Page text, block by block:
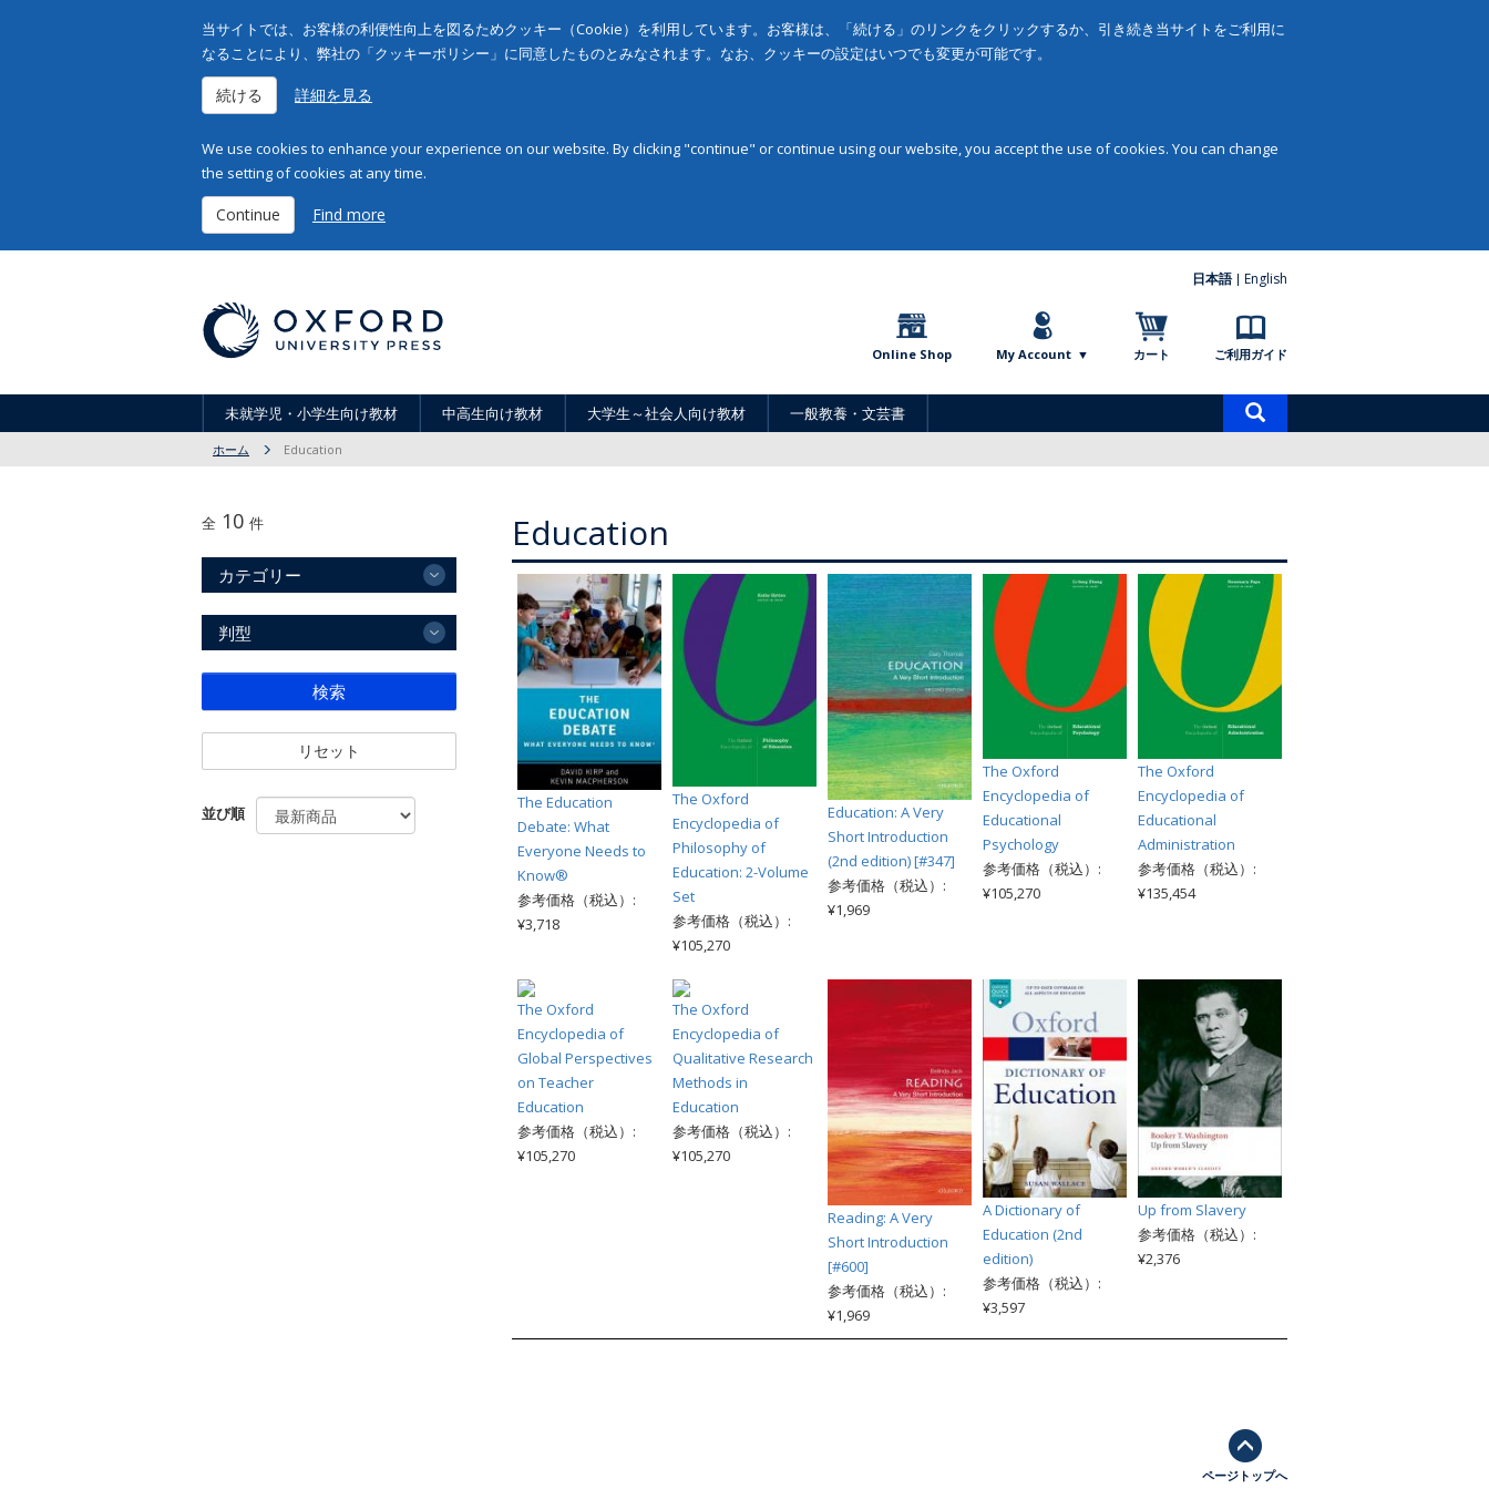
当サイトでは、お客様の利便性向上を図るためクッキー（Cookie）を利用しています。お客様は、「続ける」のリンクをクリックするか、引き続き当サイトをご利用に
なることにより、弊社の「クッキーポリシー」に同意したものとみなされます。なお、クッキーの設定はいつでも変更が可能です。
続ける 詳細を見る
We use cookies to enhance your experience on our website. By clicking "continue" or continue using our website, you accept the use of cookies. You can change
the setting of cookies at any time.
Continue Find more
日本語 English
Online Shop My Account カート ご利用ガイド
未就学児・小学生向け教材 中高生向け教材 大学生～社会人向け教材 一般教養・文芸書
ホーム Education
Education
The Education
Debate: What
Everyone Needs to
Know®
参考価格（税込）:
¥3,718
The Oxford
Encyclopedia of
Philosophy of
Education: 2-Volume
Set
参考価格（税込）:
¥105,270
Education: A Very
Short Introduction
(2nd edition) [#347]
参考価格（税込）:
¥1,969
The Oxford
Encyclopedia of
Educational
Psychology
参考価格（税込）:
¥105,270
The Oxford
Encyclopedia of
Educational
Administration
参考価格（税込）:
¥135,454
The Oxford
Encyclopedia of
Global Perspectives
on Teacher
Education
参考価格（税込）:
¥105,270
The Oxford
Encyclopedia of
Qualitative Research
Methods in
Education
参考価格（税込）:
¥105,270
Reading: A Very
Short Introduction
[#600]
参考価格（税込）:
¥1,969
A Dictionary of
Education (2nd
edition)
参考価格（税込）:
¥3,597
Up from Slavery
参考価格（税込）:
¥2,376
全 10 件
カテゴリー
判型
検索
リセット
並び順
ページトップへ